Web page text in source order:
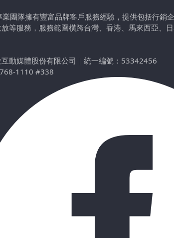
業團隊擁有豐富品牌客戶服務經驗，提供包括行銷
放等服務，服務範圍橫跨台灣、香港、馬來西亞、
動媒體股份有限公司 ｜ 統一編號：53342456
1110 #338